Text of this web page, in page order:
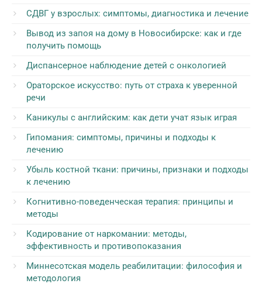
СДВГ у взрослых: симптомы, диагностика и лечение
Вывод из запоя на дому в Новосибирске: как и где
получить помощь
Диспансерное наблюдение детей с онкологией
Ораторское искусство: путь от страха к уверенной
речи
Каникулы с английским: как дети учат язык играя
Гипомания: симптомы, причины и подходы к
лечению
Убыль костной ткани: причины, признаки и подходы
к лечению
Когнитивно-поведенческая терапия: принципы и
методы
Кодирование от наркомании: методы,
эффективность и противопоказания
Миннесотская модель реабилитации: философия и
методология